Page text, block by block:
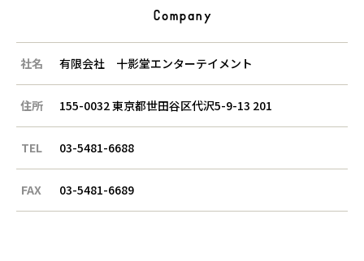
Company
社名 有限会社 十影堂エンターテイメント
住所 155-0032 東京都世田谷区代沢5-9-13 201
TEL 03-5481-6688
FAX 03-5481-6689